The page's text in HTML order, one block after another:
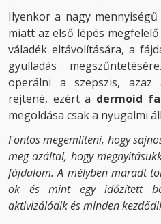
Ilyenkor a nagy
miatt az első lépés
váladék eltávolítására, a
gyulladás
operálni a szepszis, azaz
rejtené, ezért a dermoid
megoldása csak a nyugalmi
Fontos megemlíteni, hogy
meg azáltal, hogy
fájdalom. A mélyben maradt
ok és mint egy időzített
aktivizálódik és minden